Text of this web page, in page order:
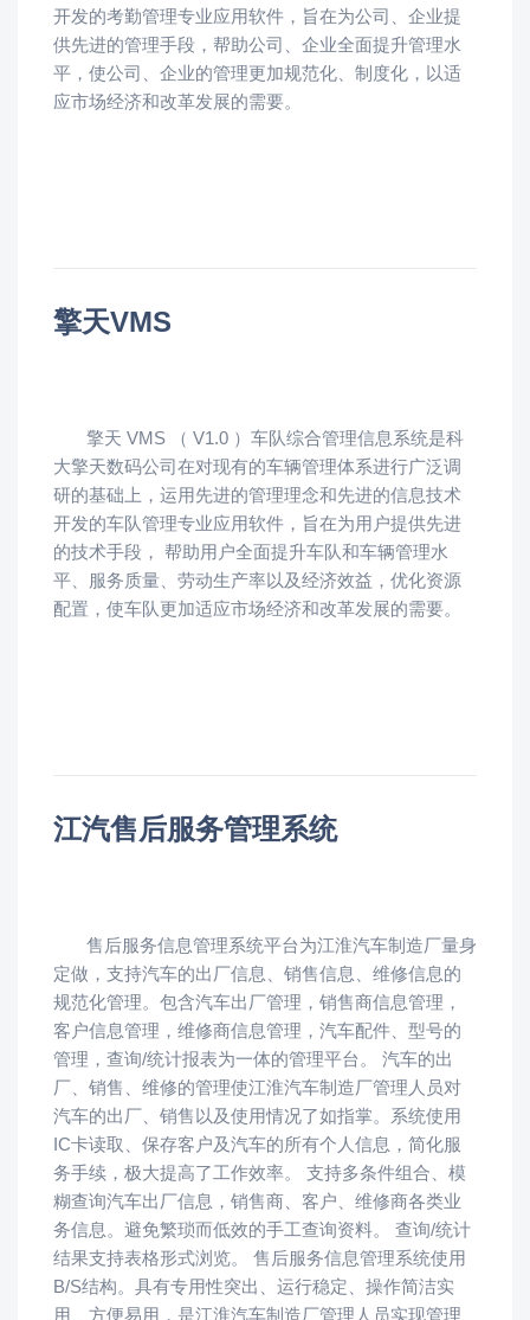
开发的考勤管理专业应用软件，旨在为公司、企业提
供先进的管理手段，帮助公司、企业全面提升管理水
平，使公司、企业的管理更加规范化、制度化，以适
应市场经济和改革发展的需要。
擎天VMS
擎天 VMS （ V1.0 ）车队综合管理信息系统是科
大擎天数码公司在对现有的车辆管理体系进行广泛调
研的基础上，运用先进的管理理念和先进的信息技术
开发的车队管理专业应用软件，旨在为用户提供先进
的技术手段， 帮助用户全面提升车队和车辆管理水
平、服务质量、劳动生产率以及经济效益，优化资源
配置，使车队更加适应市场经济和改革发展的需要。
江汽售后服务管理系统
售后服务信息管理系统平台为江淮汽车制造厂量身
定做，支持汽车的出厂信息、销售信息、维修信息的
规范化管理。包含汽车出厂管理，销售商信息管理，
客户信息管理，维修商信息管理，汽车配件、型号的
管理，查询/统计报表为一体的管理平台。 汽车的出
厂、销售、维修的管理使江淮汽车制造厂管理人员对
汽车的出厂、销售以及使用情况了如指掌。系统使用
IC卡读取、保存客户及汽车的所有个人信息，简化服
务手续，极大提高了工作效率。 支持多条件组合、模
糊查询汽车出厂信息，销售商、客户、维修商各类业
务信息。避免繁琐而低效的手工查询资料。 查询/统计
结果支持表格形式浏览。 售后服务信息管理系统使用
B/S结构。具有专用性突出、运行稳定、操作简洁实
用、方便易用，是江淮汽车制造厂管理人员实现管理